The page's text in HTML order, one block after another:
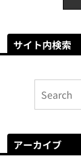
サイト内検索
アーカイブ